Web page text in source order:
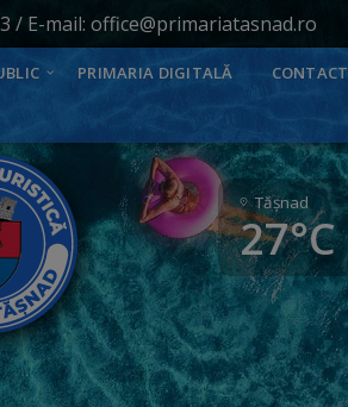
/ E-mail: office@primariatasnad.ro
PRIMARIA DIGITALĂ CONTACT
Tăşnad
27°C